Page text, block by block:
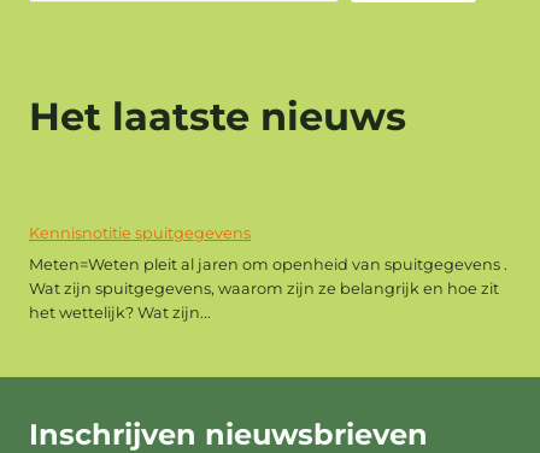
Het laatste nieuws
Kennisnotitie spuitgegevens
Meten=Weten pleit al jaren om openheid van spuitgegevens .
Wat zijn spuitgegevens, waarom zijn ze belangrijk en hoe zit
het wettelijk? Wat zijn...
Inschrijven nieuwsbrieven